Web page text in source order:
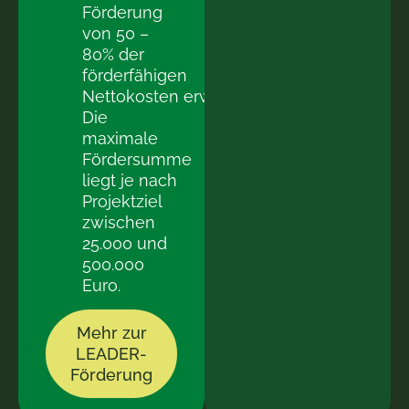
Förderung
von 50 –
80% der
förderfähigen
Nettokosten erwarten.
Die
maximale
Fördersumme
liegt je nach
Projektziel
zwischen
25.000 und
500.000
Euro.
Mehr zur
LEADER-
Förderung